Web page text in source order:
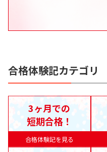
合格体験記カテゴリ
合格体験記を見る
3ヶ月での
短期合格！